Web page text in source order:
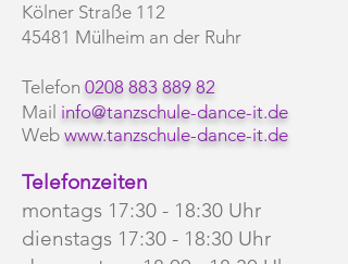
Kölner Straße 112
45481 Mülheim an der Ruhr
Telefon 0208 883 889 82
Mail info@tanzschule-dance-it.de​
Web www.tanzschule-dance-it.de
Telefonzeiten
montags 17:30 - 18:30 Uhr
dienstags 17:30 - 18:30 Uhr